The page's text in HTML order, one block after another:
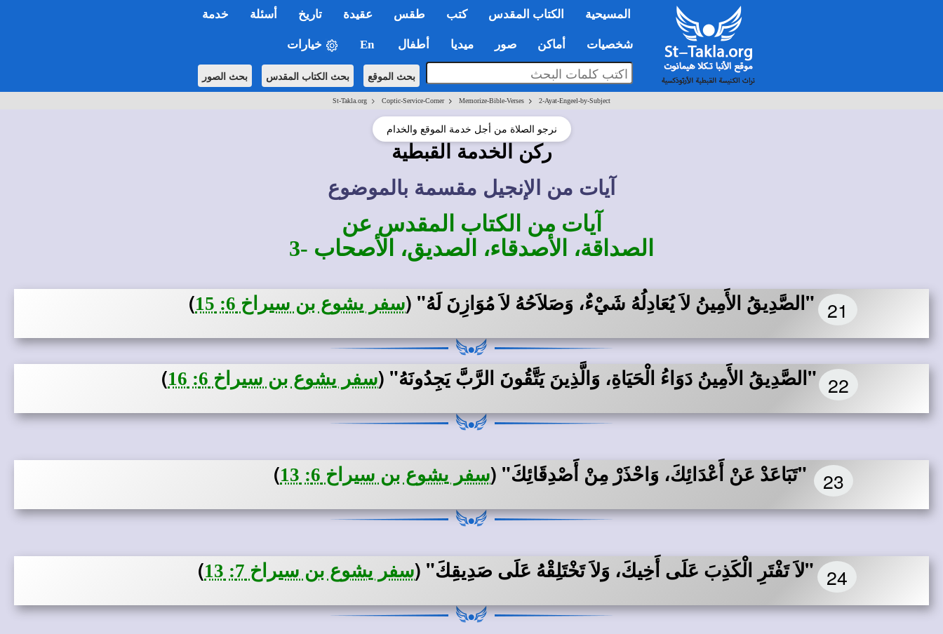
المسيحية الكتاب المقدس كتب طقس عقيدة تاريخ أسئلة خدمة
شخصيات أماكن صور ميديا أطفال En خيارات
بحث الموقع بحث الكتاب المقدس بحث الصور
St-Takla.org > Coptic-Service-Corner> Memorize-Bible-Verses > 2-Ayat-Engeel-by-Subject
نرجو الصلاة من أجل خدمة الموقع والخدام
ركن الخدمة القبطية
آيات من الإنجيل مقسمة بالموضوع
آيات من الكتاب المقدس عن
الصداقة، الأصدقاء، الصديق، الأصحاب -3
21 "الصَّدِيقُ الأَمِينُ لاَ يُعَادِلُهُ شَيْءٌ، وَصَلاَحُهُ لاَ مُوَازِنَ لَهُ" (سفر يشوع بن سيراخ 6: 15 )
22 "الصَّدِيقُ الأَمِينُ دَوَاءُ الْحَيَاةِ، وَالَّذِينَ يَتَّقُونَ الرَّبَّ يَجِدُونَهُ" (سفر يشوع بن سيراخ 6: 16 )
23 "تَبَاعَدْ عَنْ أَعْدَائِكَ، وَاحْذَرْ مِنْ أَصْدِقَائِكَ" (سفر يشوع بن سيراخ 6: 13 )
24 "لاَ تَفْتَرِ الْكَذِبَ عَلَى أَخِيكَ، وَلاَ تَخْتَلِقْهُ عَلَى صَدِيقِكَ" (سفر يشوع بن سيراخ 7: 13 )